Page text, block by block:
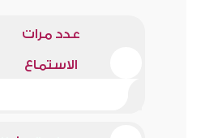
عدد مرات
الاستماع